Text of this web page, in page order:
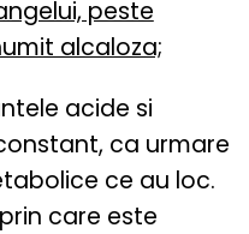
peste
alcaloza;
acide si
ca urmare
ce au loc.
care este